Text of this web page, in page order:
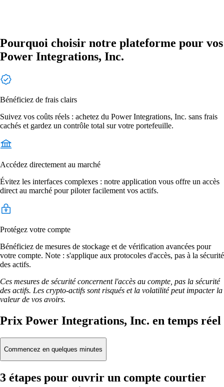
Pourquoi choisir notre plateforme pour vos
Power Integrations, Inc.
Bénéficiez de frais clairs
Suivez vos coûts réels : achetez du Power Integrations, Inc. sans frais
cachés et gardez un contrôle total sur votre portefeuille.
Accédez directement au marché
Évitez les interfaces complexes : notre application vous offre un accès
direct au marché pour piloter facilement vos actifs.
Protégez votre compte
Bénéficiez de mesures de stockage et de vérification avancées pour
votre compte. Note : s'applique aux protocoles d'accès, pas à la sécurité
des actifs.
Ces mesures de sécurité concernent l'accès au compte, pas la sécurité
des actifs. Les crypto-actifs sont risqués et la volatilité peut impacter la
valeur de vos avoirs.
Prix Power Integrations, Inc. en temps réel
Commencez en quelques minutes
3 étapes pour ouvrir un compte courtier